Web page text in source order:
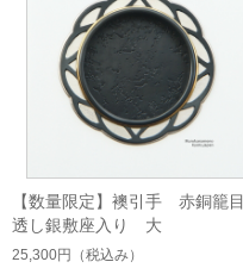
【数量限定】襖引手 赤銅籠目
透し銀敷座入り 大
25,300円 （税込み）